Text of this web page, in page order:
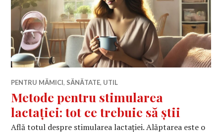
PENTRU MĂMICI, SĂNĂTATE, UTIL
Metode pentru stimularea
lactației: tot ce trebuie să știi
Află totul despre stimularea lactației. Alăptarea este o